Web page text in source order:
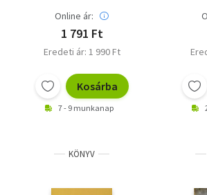
Online ár:
1 791 Ft
Eredeti ár: 1 990 Ft
Kosárba
7 - 9 munkanap
KÖNYV